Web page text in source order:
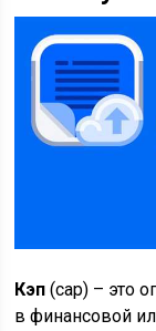
Кэп (cap) – это
в финансовой